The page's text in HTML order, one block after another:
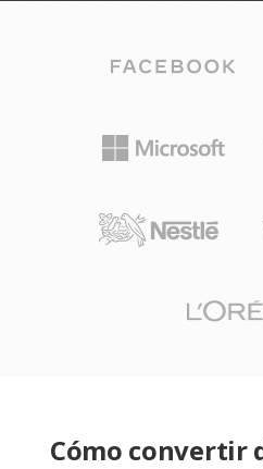
Cómo convertir